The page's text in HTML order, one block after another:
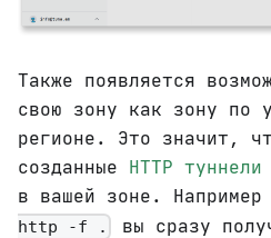
Также появляется
свою зону как зону по
регионе. Это значит,
созданные HTTP туннели
в вашей зоне. Например
http -f .
вы сразу